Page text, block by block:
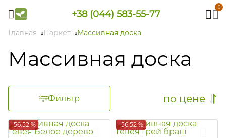
+38 (044) 583-55-77
0
Главная Паркет Массивная доска
Массивная доска
по цене
Фильтр
-56.52 % -56.52 %